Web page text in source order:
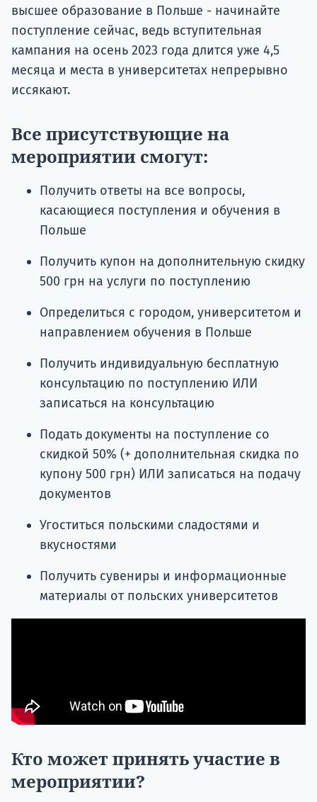
высшее образование в Польше - начинайте
поступление сейчас, ведь вступительная
кампания на осень 2023 года длится уже 4,5
месяца и места в университетах непрерывно
иссякают.
Все присутствующие на
мероприятии смогут:
Получить ответы на все вопросы,
касающиеся поступления и обучения в
Польше
Получить купон на дополнительную скидку
500 грн на услуги по поступлению
Определиться с городом, университетом и
направлением обучения в Польше
Получить индивидуальную бесплатную
консультацию по поступлению ИЛИ
записаться на консультацию
Подать документы на поступление со
скидкой 50% (+ дополнительная скидка по
купону 500 грн) ИЛИ записаться на подачу
документов
Угоститься польскими сладостями и
вкусностями
Получить сувениры и информационные
материалы от польских университетов
Кто может принять участие в
мероприятии?